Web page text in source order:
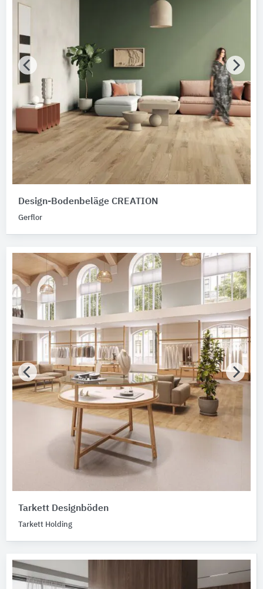
Design-Bodenbeläge CREATION
Gerflor
Tarkett Designböden
Tarkett Holding